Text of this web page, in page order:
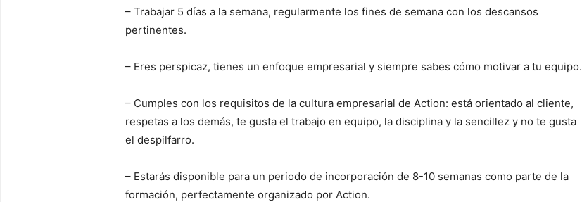
– Trabajar 5 días a la semana, regularmente los fines de semana con los descansos
pertinentes.
– Eres perspicaz, tienes un enfoque empresarial y siempre sabes cómo motivar a tu equipo.
– Cumples con los requisitos de la cultura empresarial de Action: está orientado al cliente,
respetas a los demás, te gusta el trabajo en equipo, la disciplina y la sencillez y no te gusta
el despilfarro.
– Estarás disponible para un periodo de incorporación de 8-10 semanas como parte de la
formación, perfectamente organizado por Action.